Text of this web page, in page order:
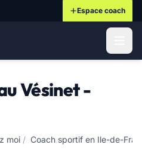
Espace coach
Vésinet -
moi / Coach sportif en Ile-de-